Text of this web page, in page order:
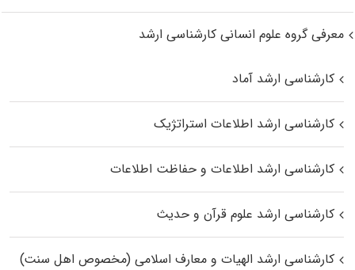
معرفی گروه علوم انسانی کارشناسی ارشد
کارشناسی ارشد آماد
کارشناسی ارشد اطلاعات استراتژیک
کارشناسی ارشد اطلاعات و حفاظت اطلاعات
کارشناسی ارشد علوم قرآن و حدیث
کارشناسی ارشد الهیات و معارف اسلامی (مخصوص اهل سنت)